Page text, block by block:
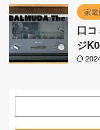
家電
口
ジ